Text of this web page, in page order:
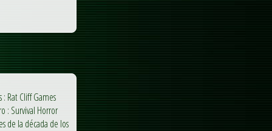
: Rat Cliff Games
: Survival Horror
de la década de los